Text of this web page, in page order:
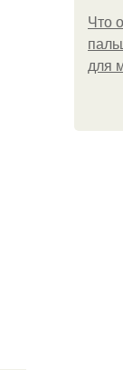
Что
для